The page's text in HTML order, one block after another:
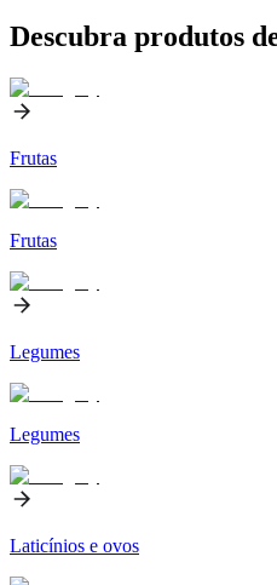
Descubra produtos
Frutas
Frutas
Legumes
Legumes
Laticínios e ovos